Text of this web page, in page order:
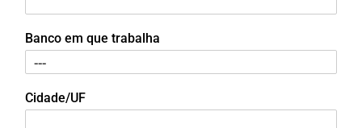
Banco em que trabalha
Cidade/UF